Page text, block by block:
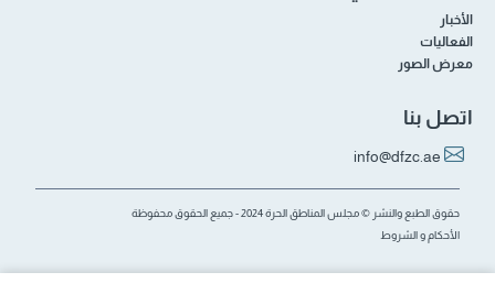
الأخبار
الفعاليات
معرض الصور
اتصل بنا
حقوق الطبع والنشر © مجلس المناطق الحرة 2024 - جميع الحقوق محفوظة
الأحكام و الشروط